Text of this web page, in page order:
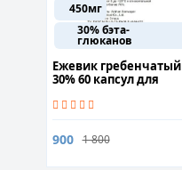
450мг
30% бэта-
глюканов
Ежевик гребенчатый
30% 60 капсул для
обменных процессов
900 1 800